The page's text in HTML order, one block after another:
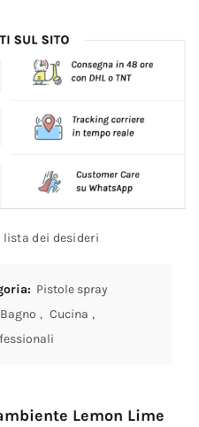
dei desideri
Pistole spray
Bagno , Cucina ,
Lemon Lime